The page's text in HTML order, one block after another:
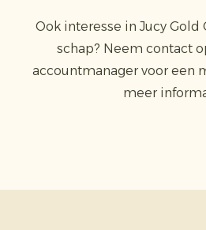
Ook interesse in Jucy Gold
schap? Neem contact
accountmanager voor een
meer